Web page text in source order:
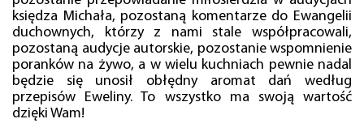
księdza Michała, pozostaną komentarze do Ewangelii
duchownych, którzy z nami stale współpracowali,
pozostaną audycje autorskie, pozostanie wspomnienie
poranków na żywo, a w wielu kuchniach pewnie nadal
będzie się unosił obłędny aromat dań według
przepisów Eweliny. To wszystko ma swoją wartość
dzięki Wam!